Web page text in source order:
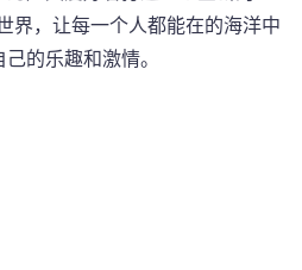
界，让每一个人都能在的海洋中
的乐趣和激情。